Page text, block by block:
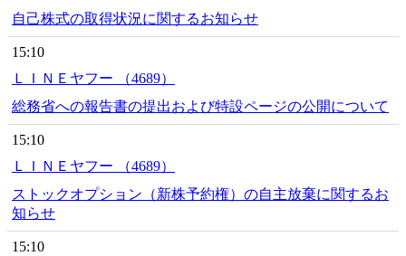
自己株式の取得状況に関するお知らせ
15:10
ＬＩＮＥヤフー （4689）
総務省への報告書の提出および特設ページの公開について
15:10
ＬＩＮＥヤフー （4689）
ストックオプション（新株予約権）の自主放棄に関するお
知らせ
15:10